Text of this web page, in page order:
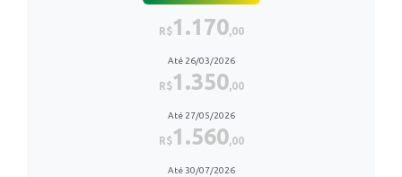
R$1.170,00
Até 26/03/2026
R$1.350,00
Até 27/05/2026
R$1.560,00
Até 30/07/2026